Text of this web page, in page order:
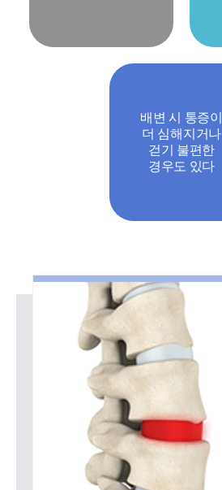
배변 시 통증이
더 심해지거나
걷기 불편한
경우도 있다